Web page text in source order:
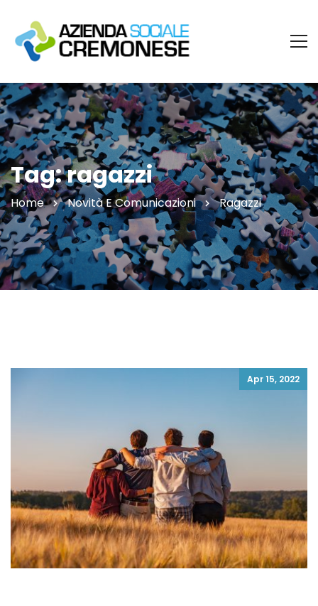
Tag: ragazzi
Home Novità E Comunicazioni Ragazzi
Apr 15, 2022